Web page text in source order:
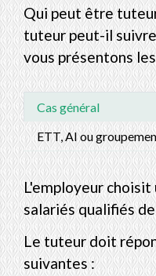
Qui peut être
tuteur peut-il
vous présentons
Cas général
ETT, AI ou
L'employeur
salariés qualifiés
Le tuteur doit
suivantes :